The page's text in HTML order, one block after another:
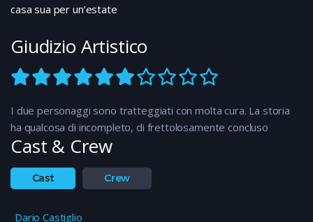
casa sua per un’estate
Giudizio Artistico
I due personaggi sono tratteggiati con molta cura. La storia
ha qualcosa di incompleto, di frettolosamente concluso
Cast & Crew
Cast Crew
Dario Castiglio